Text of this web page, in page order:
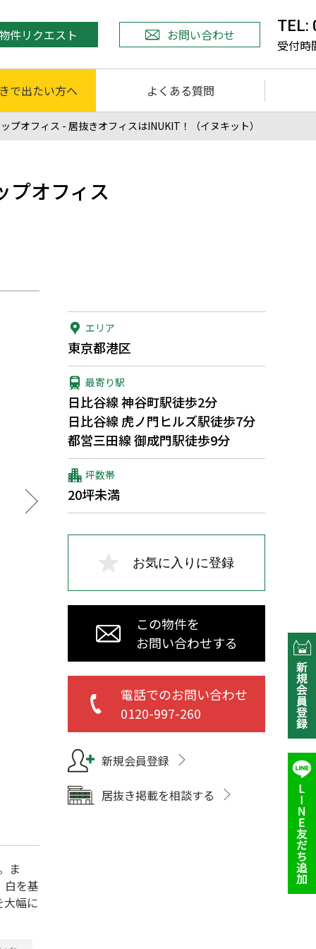
件リクエスト お問い合わせ TEL:
受付時
で出たい方へ よくある質問
オフィス - 居抜きオフィスはINUKIT！（イヌキット）
プオフィス
ま
白を基
大幅に
エリア
東京都港区
最寄り駅
日比谷線 神谷町駅徒歩2分
日比谷線 虎ノ門ヒルズ駅徒歩7分
都営三田線 御成門駅徒歩9分
坪数帯
20坪未満
お気に入りに登録
この物件を
お問い合わせする
電話でのお問い合わせ
0120-997-260
新規会員登録
居抜き掲載を相談する